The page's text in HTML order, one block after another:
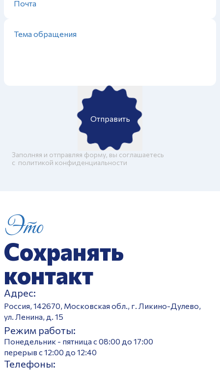
Отправить
Заполняя и отправляя форму, вы соглашаетесь
c политикой конфиденциальности
Это
Сохранять
контакт
Адрес:
Россия, 142670, Московская обл., г. Ликино-Дулево,
ул. Ленина, д. 15
Режим работы:
Понедельник - пятница с 08:00 до 17:00
перерыв с 12:00 до 12:40
Телефоны: